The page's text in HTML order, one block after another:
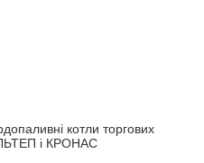
котли торгових
і КРОНАС